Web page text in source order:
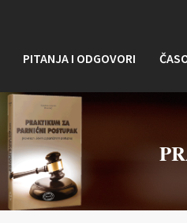
PITANJA I ODGOVORI